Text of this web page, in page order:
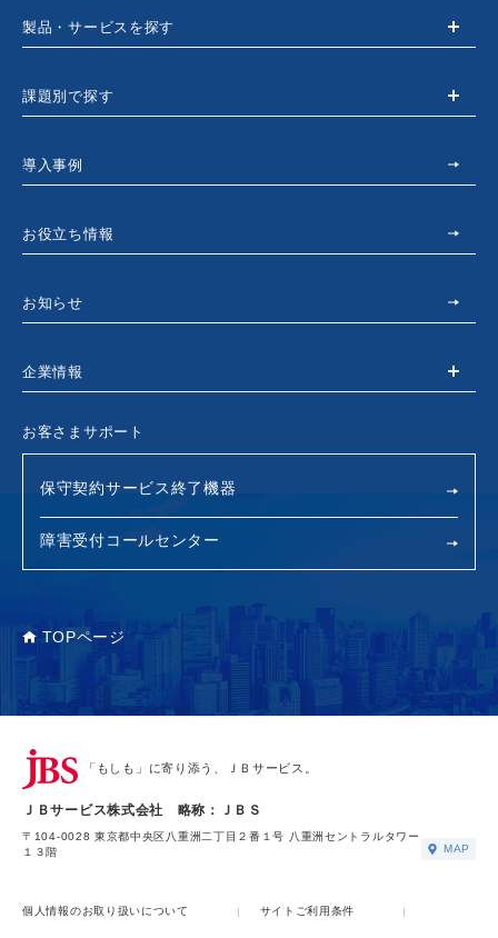
製品・サービスを探す
課題別で探す
導入事例
お役立ち情報
お知らせ
企業情報
お客さまサポート
保守契約サービス終了機器
障害受付コールセンター
TOPページ
「もしも」に寄り添う、ＪＢサービス。
ＪＢサービス株式会社 略称：ＪＢＳ
〒104-0028 東京都中央区八重洲二丁目２番１号 八重洲セントラルタワー
１３階
MAP
個人情報のお取り扱いについて サイトご利用条件